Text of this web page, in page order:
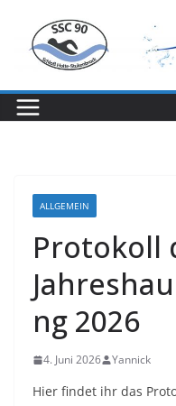
Inhalt
springen
ALLGEMEIN
Protokoll
ng 2026
4. Juni 2026 Yannick
Hier findet ihr das